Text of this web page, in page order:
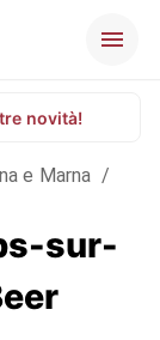
novità!
e Marna /
sur-